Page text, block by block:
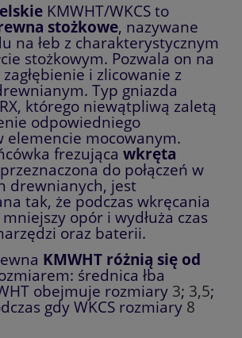
KMWHT/WKCS to
stożkowe, nazywane
na łeb z charakterystycznym
stożkowym. Pozwala on na
i zlicowanie z
Typ gniazda
którego niewątpliwą zaletą
odpowiedniego
elemencie mocowanym.
frezująca wkręta
przeznaczona do połączeń w
drewnianych, jest
tak, że podczas wkręcania
opór i wydłuża czas
oraz baterii.
KMWHT różnią się od
średnica łba
obejmuje rozmiary 3; 3,5;
gdy WKCS rozmiary 8